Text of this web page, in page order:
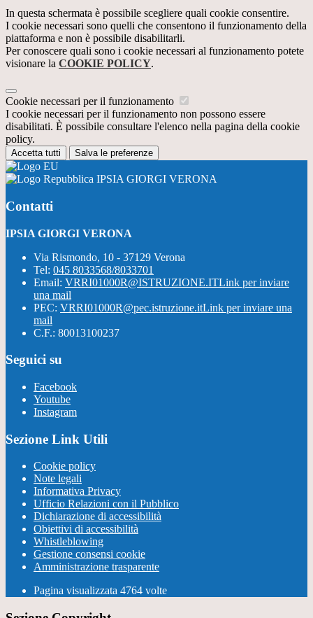
In questa schermata è possibile scegliere quali cookie consentire.
I cookie necessari sono quelli che consentono il funzionamento della
piattaforma e non è possibile disabilitarli.
Per conoscere quali sono i cookie necessari al funzionamento potete
visionare la COOKIE POLICY.
Cookie necessari per il funzionamento
I cookie necessari per il funzionamento non possono essere
disabilitati. È possibile consultare l'elenco nella pagina della cookie
policy.
Accetta tutti Salva le preferenze
IPSIA GIORGI VERONA
Contatti
IPSIA GIORGI VERONA
Via Rismondo, 10 - 37129 Verona
Tel: 045 8033568/8033701
Email: VRRI01000R@ISTRUZIONE.ITLink per inviare
una mail
PEC: VRRI01000R@pec.istruzione.itLink per inviare una
mail
C.F.: 80013100237
Seguici su
Facebook
Youtube
Instagram
Sezione Link Utili
Cookie policy
Note legali
Informativa Privacy
Ufficio Relazioni con il Pubblico
Dichiarazione di accessibilità
Obiettivi di accessibilità
Whistleblowing
Gestione consensi cookie
Amministrazione trasparente
Pagina visualizzata 4764 volte